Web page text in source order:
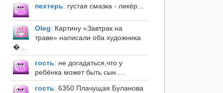
пехтерь: густая смазка - ликёр…
Оleg: Картину «Завтрак на
траве» написали оба художника
�…
гость: не догадаться,что у
ребёнка может быть сын.…
гость: 6350 Плачущая.Буланова